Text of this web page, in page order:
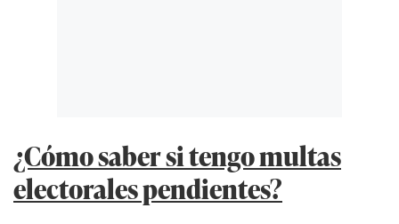
¿Cómo saber si tengo multas
electorales pendientes?